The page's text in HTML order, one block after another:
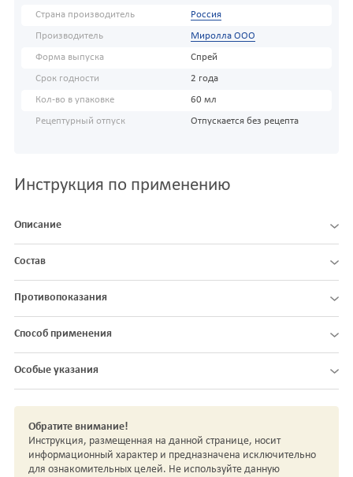
Страна производитель Россия
Производитель Миролла ООО
Форма выпуска Спрей
Срок годности 2 года
Кол-во в упаковке 60 мл
Рецептурный отпуск Отпускается без рецепта
Инструкция по применению
Описание
Состав
Противопоказания
Способ применения
Особые указания
Обратите внимание!
Инструкция, размещенная на данной странице, носит
информационный характер и предназначена исключительно
для ознакомительных целей. Не используйте данную